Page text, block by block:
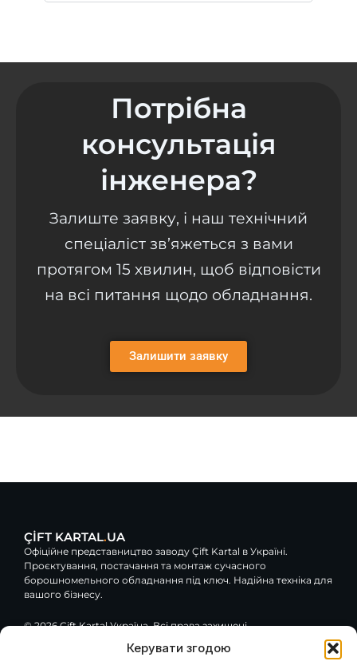
Керувати згодою
Потрібна
консультація
інженера?
Залиште заявку, і наш технічний
спеціаліст зв’яжеться з вами
протягом 15 хвилин, щоб відповісти
на всі питання щодо обладнання.
Залишити заявку
ÇİFT KARTAL.UA
Офіційне представництво заводу Çift Kartal в Україні.
Проєктування, постачання та монтаж сучасного
борошномельного обладнання під ключ. Надійна техніка для
вашого бізнесу.
© 2026 Çift Kartal Україна. Всі права захищені.